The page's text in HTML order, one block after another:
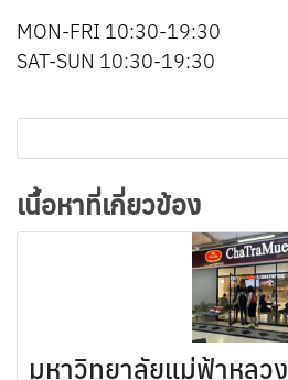
MON-FRI 10:30-19:30
SAT-SUN 10:30-19:30
เนื้อหาที่เกี่ยวข้อง
มหาวิทยาลัยแม่ฟ้าหลวง